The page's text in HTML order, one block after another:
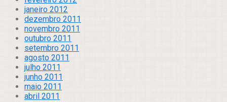
janeiro 2012
dezembro 2011
novembro 2011
outubro 2011
setembro 2011
agosto 2011
julho 2011
junho 2011
maio 2011
abril 2011